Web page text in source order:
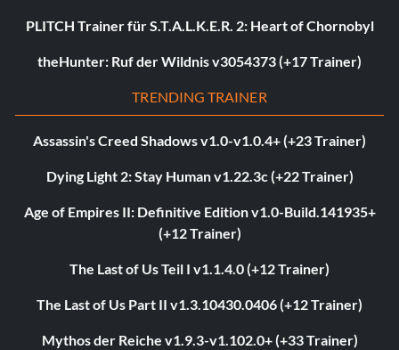
PLITCH Trainer für S.T.A.L.K.E.R. 2: Heart of Chornobyl
theHunter: Ruf der Wildnis v3054373 (+17 Trainer)
TRENDING TRAINER
Assassin's Creed Shadows v1.0-v1.0.4+ (+23 Trainer)
Dying Light 2: Stay Human v1.22.3c (+22 Trainer)
Age of Empires II: Definitive Edition v1.0-Build.141935+
(+12 Trainer)
The Last of Us Teil I v1.1.4.0 (+12 Trainer)
The Last of Us Part II v1.3.10430.0406 (+12 Trainer)
Mythos der Reiche v1.9.3-v1.102.0+ (+33 Trainer)